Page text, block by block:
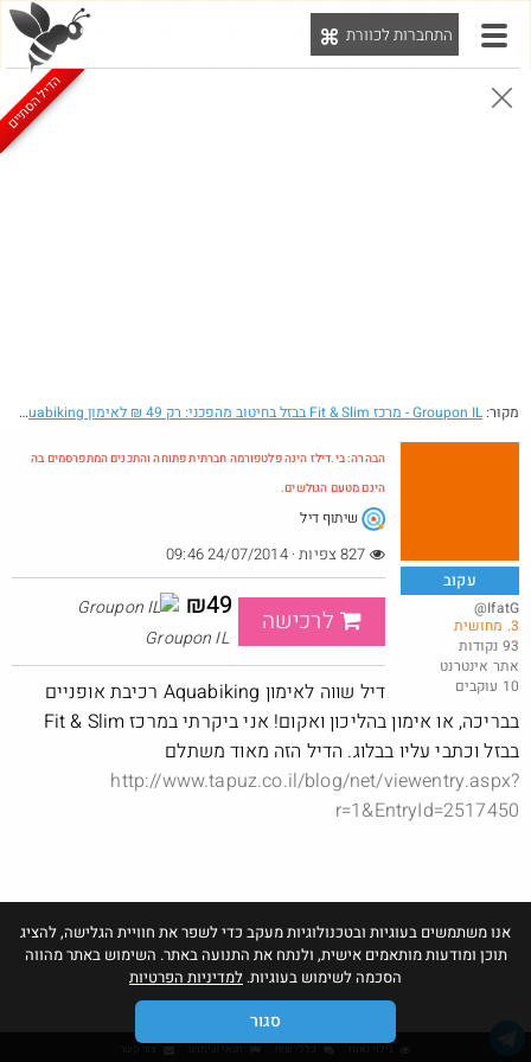
התחברות לכוורת
הבהרה: בי.דילז הינה פלטפורמה חברתית פתוחה והתכנים המתפרסמים בה הינם מטעם הגולשים.
באג? רק לפריים - משלוח חינם ללא הגבלת 49$
@No_but_yeah_but_no_
23 · 67· 1253
אנו משתמשים בעוגיות ובטכנולוגיות מעקב כדי לשפר את חוויית הגלישה, להציג
תוכן ומודעות מותאמים אישית, ולנתח את התנועה באתר. השימוש באתר מהווה
הסכמה לשימוש בעוגיות. למדיניות הפרטיות
סגור
הדיל הסתיים
מקור:Groupon IL- מרכז Fit & Slim בבזל בחיטוב מהפכני: רק 49 ₪ לאימון Aquabiking על אופני כושר בבריכה, או אימון Silhouette על הליכון ואקום!
עקוב
@IfatG
3. מחושית
93 נקודות
אתר אינטרנט
10 עוקבים
הבהרה: בי.דילז הינה פלטפורמה חברתית פתוחה והתכנים המתפרסמים בה
הינם מטעם הגולשים.
שיתוף דיל
לרכישה ₪49
Groupon IL
דיל שווה לאימון Aquabiking רכיבת אופניים
בבריכה, או אימון בהליכון ואקום! אני ביקרתי במרכז Fit & Slim
בבזל וכתבי עליו בבלוג. הדיל הזה מאוד משתלם
http://www.tapuz.co.il/blog/net/viewentry.aspx?
r=1&EntryId=2517450